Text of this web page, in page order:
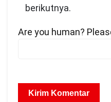
berikutnya.
Are you human?